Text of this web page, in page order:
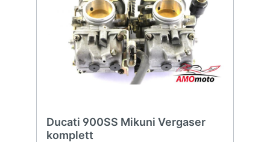
Ducati 900SS Mikuni Vergaser
komplett